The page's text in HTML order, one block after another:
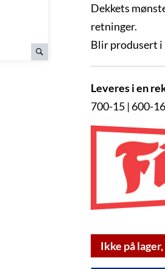
Dekkets
retninger.
Blir produsert i
Leveres i en
700-15 | 600-
Ikke på